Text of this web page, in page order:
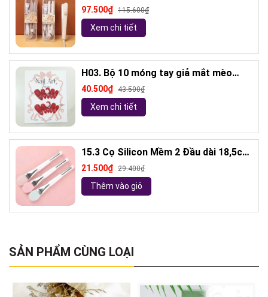
97.500₫ 115.600₫
Xem chi tiết
H03. Bộ 10 móng tay giả mắt mèo
kèm keo và giũa móng (ngẫu nhiên)
40.500₫ 43.500₫
Xem chi tiết
15.3 Cọ Silicon Mềm 2 Đầu dài 18,5cm
( ngẫu nhiên)
21.500₫ 29.400₫
Thêm vào giỏ
SẢN PHẨM CÙNG LOẠI